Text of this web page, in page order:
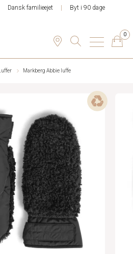
Dansk familieejet Byt i 90 dage
0
Luffer Markberg Abbie luffe